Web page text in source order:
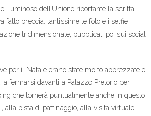
luminoso dell’Unione riportante la scritta
fatto breccia: tantissime le foto e i selfie
tridimensionale, pubblicati poi sui social
per il Natale erano state molto apprezzate e
fermarsi davanti a Palazzo Pretorio per
che tornerà puntualmente anche in questo
alla pista di pattinaggio, alla visita virtuale